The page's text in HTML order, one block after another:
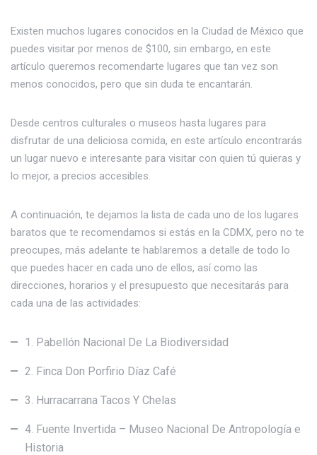
Existen muchos lugares conocidos en la Ciudad de México que
puedes visitar por menos de $100, sin embargo, en este
artículo queremos recomendarte lugares que tan vez son
menos conocidos, pero que sin duda te encantarán.
Desde centros culturales o museos hasta lugares para
disfrutar de una deliciosa comida, en este artículo encontrarás
un lugar nuevo e interesante para visitar con quien tú quieras y
lo mejor, a precios accesibles.
A continuación, te dejamos la lista de cada uno de los lugares
baratos que te recomendamos si estás en la CDMX, pero no te
preocupes, más adelante te hablaremos a detalle de todo lo
que puedes hacer en cada uno de ellos, así como las
direcciones, horarios y el presupuesto que necesitarás para
cada una de las actividades:
1. Pabellón Nacional De La Biodiversidad
2. Finca Don Porfirio Díaz Café
3. Hurracarrana Tacos Y Chelas
4. Fuente Invertida – Museo Nacional De Antropología e
Historia